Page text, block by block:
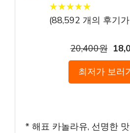
★★★★★
★★★★★
(88,592 개의 후기
20,400원
최저가 보러
* 해표 카놀라유, 선명한